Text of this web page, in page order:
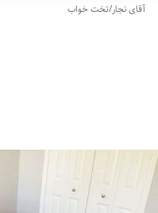
آقای نجار/تخت خواب